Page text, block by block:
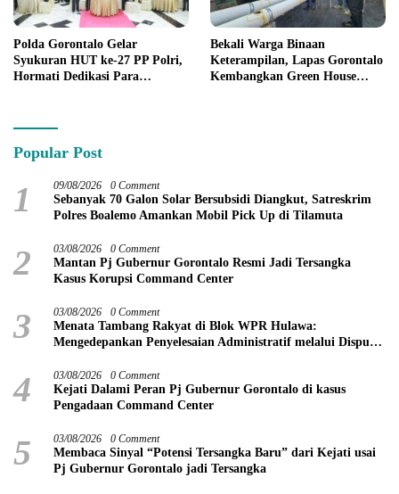
Polda Gorontalo Gelar
Syukuran HUT ke-27 PP Polri,
Hormati Dedikasi Para
Bekali Warga Binaan
Keterampilan, Lapas Gorontalo
Kembangkan Green House
Popular Post
1 09/08/2026 0 Comment
Sebanyak 70 Galon Solar Bersubsidi Diangkut, Satreskrim
Polres Boalemo Amankan Mobil Pick Up di Tilamuta
2 03/08/2026 0 Comment
Mantan Pj Gubernur Gorontalo Resmi Jadi Tersangka
Kasus Korupsi Command Center
3 03/08/2026 0 Comment
Menata Tambang Rakyat di Blok WPR Hulawa:
Mengedepankan Penyelesaian Administratif melalui Dispute
4 03/08/2026 0 Comment
Kejati Dalami Peran Pj Gubernur Gorontalo di kasus
Pengadaan Command Center
5 03/08/2026 0 Comment
Membaca Sinyal “Potensi Tersangka Baru” dari Kejati usai
Pj Gubernur Gorontalo jadi Tersangka